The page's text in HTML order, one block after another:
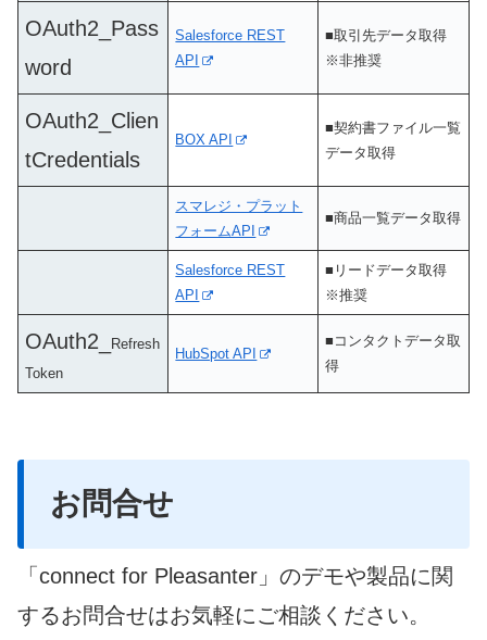
OAuth2_Pass
word
Salesforce REST
API
■取引先データ取得
※非推奨
OAuth2_Clien
tCredentials
BOX API
■契約書ファイル一覧
データ取得
スマレジ・プラット
フォームAPI
■商品一覧データ取得
Salesforce REST
API
■リードデータ取得
※推奨
OAuth2_
Refresh
Token
HubSpot API
■コンタクトデータ取
得
お問合せ
「connect for Pleasanter」のデモや製品に関
するお問合せはお気軽にご相談ください。